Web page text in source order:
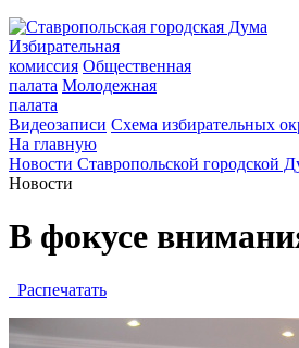
Избирательная
комиссия Общественная
палата Молодежная
палата
Видеозаписи Схема избирательных
На главную
Новости Ставропольской городской
Новости
В фокусе
Распечатать